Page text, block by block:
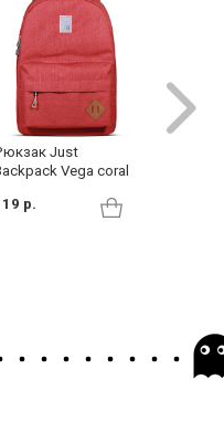
Just
Vega coral
р.